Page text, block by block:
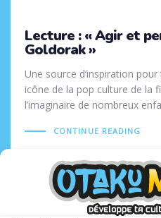
Lecture : « Agir et
Goldorak »
Une source d’inspiration
icône de la pop culture de la
l’imaginaire de nombreux
CONTINUE READING